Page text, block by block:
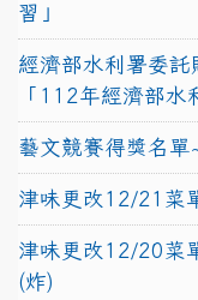
習」
經濟部水利署委託
「112年經濟部水
藝文競賽得獎名
津味更改12/21菜
津味更改12/20菜
(炸)